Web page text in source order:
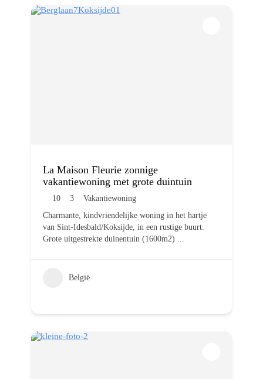
La Maison Fleurie zonnige
vakantiewoning met grote duintuin
10 3
Vakantiewoning
Charmante, kindvriendelijke woning in het hartje
van Sint-Idesbald/Koksijde, in een rustige buurt.
Grote uitgestrekte duinentuin (1600m2) ...
België